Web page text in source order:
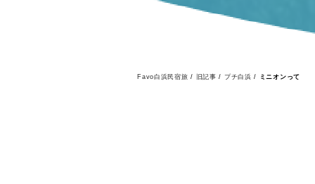
Favo白浜民宿旅 / 旧記事 / プチ白浜 / ミニオンって